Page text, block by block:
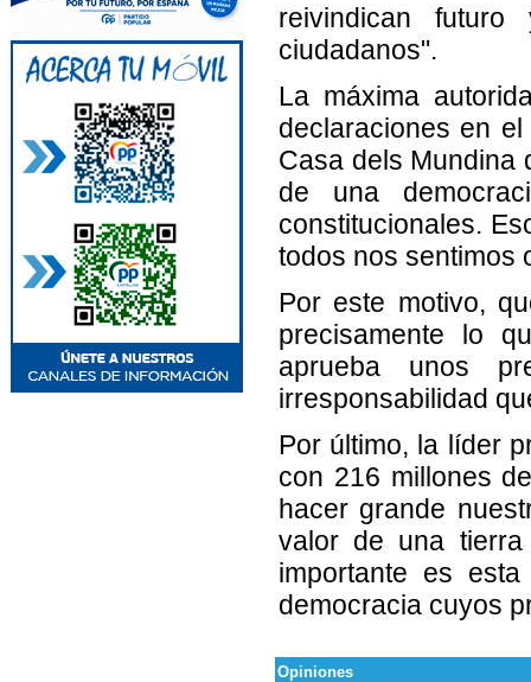
reivindican
ciudadanos".
La máxima
declaraciones en
Casa dels Mundina
de una
constitucionales.
todos nos sentimos
Por este motivo,
precisamente lo
aprueba unos
irresponsabilidad
Por último, la líder
con 216 millones
hacer grande
valor de una
importante es
democracia cuyos
Opiniones